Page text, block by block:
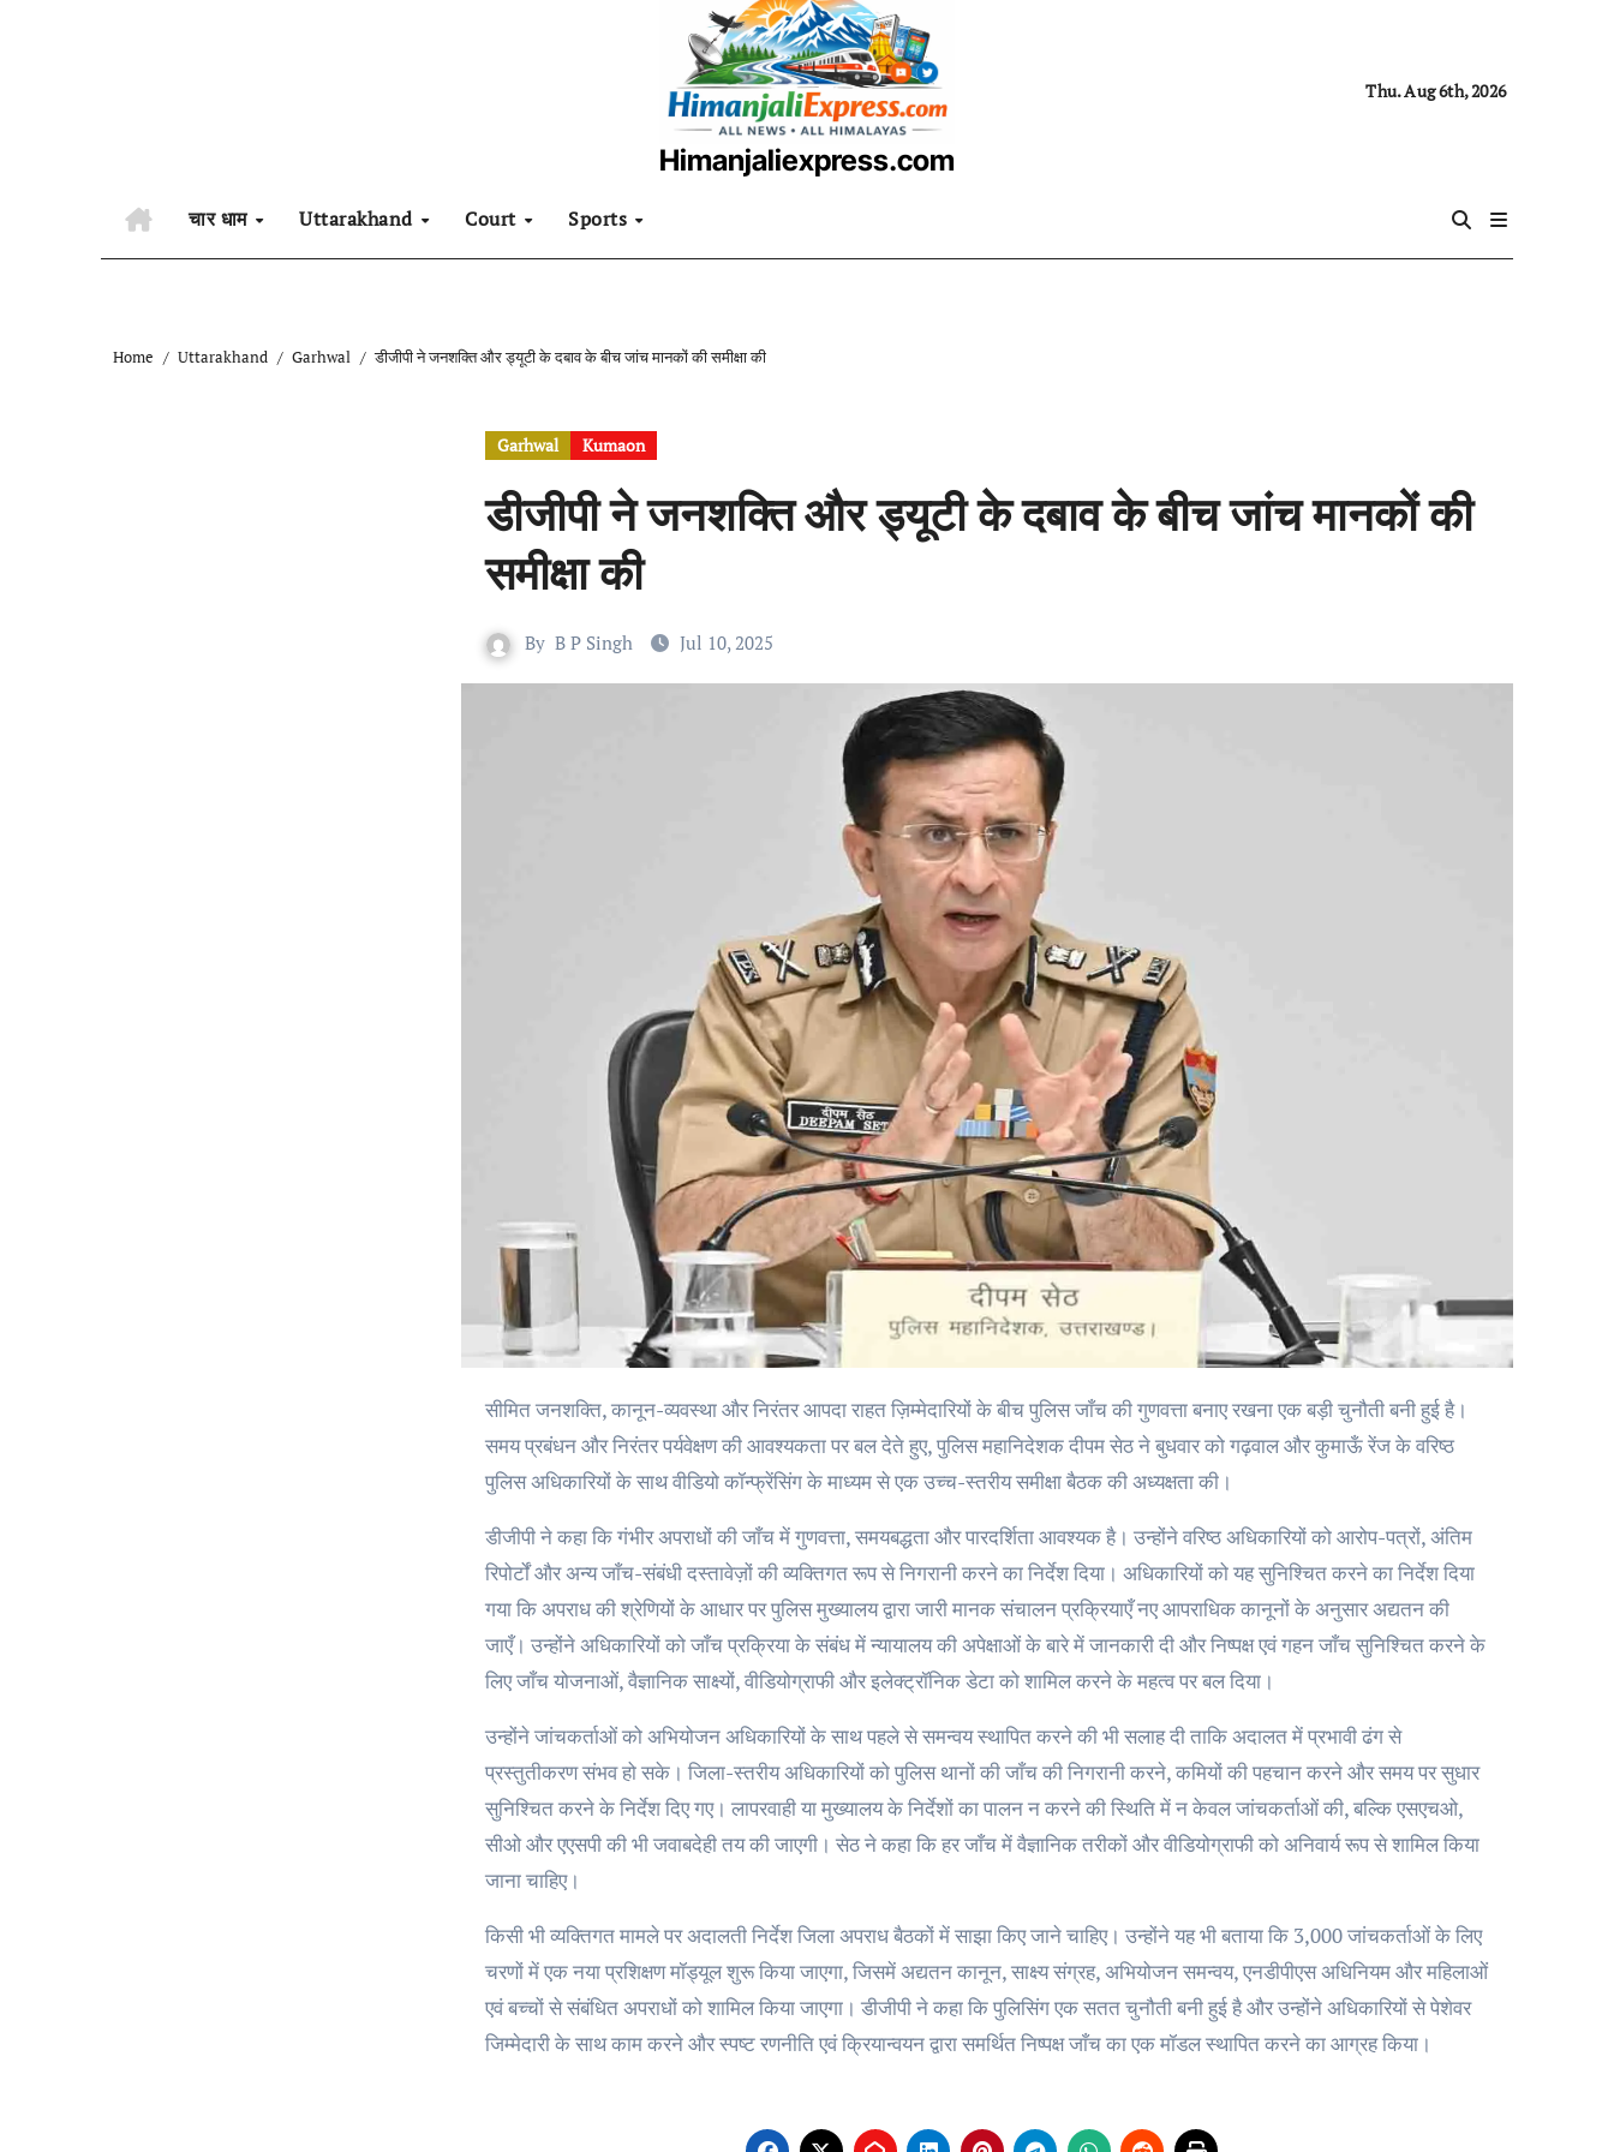
Himanjaliexpress.com
Thu. Aug 6th, 2026
चार धाम Uttarakhand Court Sports
Home Uttarakhand Garhwal डीजीपी ने जनशक्ति और ड्यूटी के दबाव के बीच जांच मानकों की समीक्षा की
Garhwal Kumaon
डीजीपी ने जनशक्ति और ड्यूटी के दबाव के बीच जांच मानकों की
समीक्षा की
By B P Singh Jul 10, 2025
सीमित जनशक्ति, कानून-व्यवस्था और निरंतर आपदा राहत ज़िम्मेदारियों के बीच पुलिस जाँच की गुणवत्ता बनाए रखना एक बड़ी चुनौती बनी हुई है।
समय प्रबंधन और निरंतर पर्यवेक्षण की आवश्यकता पर बल देते हुए, पुलिस महानिदेशक दीपम सेठ ने बुधवार को गढ़वाल और कुमाऊँ रेंज के वरिष्ठ
पुलिस अधिकारियों के साथ वीडियो कॉन्फ्रेंसिंग के माध्यम से एक उच्च-स्तरीय समीक्षा बैठक की अध्यक्षता की।
डीजीपी ने कहा कि गंभीर अपराधों की जाँच में गुणवत्ता, समयबद्धता और पारदर्शिता आवश्यक है। उन्होंने वरिष्ठ अधिकारियों को आरोप-पत्रों, अंतिम
रिपोर्टों और अन्य जाँच-संबंधी दस्तावेज़ों की व्यक्तिगत रूप से निगरानी करने का निर्देश दिया। अधिकारियों को यह सुनिश्चित करने का निर्देश दिया
गया कि अपराध की श्रेणियों के आधार पर पुलिस मुख्यालय द्वारा जारी मानक संचालन प्रक्रियाएँ नए आपराधिक कानूनों के अनुसार अद्यतन की
जाएँ। उन्होंने अधिकारियों को जाँच प्रक्रिया के संबंध में न्यायालय की अपेक्षाओं के बारे में जानकारी दी और निष्पक्ष एवं गहन जाँच सुनिश्चित करने के
लिए जाँच योजनाओं, वैज्ञानिक साक्ष्यों, वीडियोग्राफी और इलेक्ट्रॉनिक डेटा को शामिल करने के महत्व पर बल दिया।
उन्होंने जांचकर्ताओं को अभियोजन अधिकारियों के साथ पहले से समन्वय स्थापित करने की भी सलाह दी ताकि अदालत में प्रभावी ढंग से
प्रस्तुतीकरण संभव हो सके। जिला-स्तरीय अधिकारियों को पुलिस थानों की जाँच की निगरानी करने, कमियों की पहचान करने और समय पर सुधार
सुनिश्चित करने के निर्देश दिए गए। लापरवाही या मुख्यालय के निर्देशों का पालन न करने की स्थिति में न केवल जांचकर्ताओं की, बल्कि एसएचओ,
सीओ और एएसपी की भी जवाबदेही तय की जाएगी। सेठ ने कहा कि हर जाँच में वैज्ञानिक तरीकों और वीडियोग्राफी को अनिवार्य रूप से शामिल किया
जाना चाहिए।
किसी भी व्यक्तिगत मामले पर अदालती निर्देश जिला अपराध बैठकों में साझा किए जाने चाहिए। उन्होंने यह भी बताया कि 3,000 जांचकर्ताओं के लिए
चरणों में एक नया प्रशिक्षण मॉड्यूल शुरू किया जाएगा, जिसमें अद्यतन कानून, साक्ष्य संग्रह, अभियोजन समन्वय, एनडीपीएस अधिनियम और महिलाओं
एवं बच्चों से संबंधित अपराधों को शामिल किया जाएगा। डीजीपी ने कहा कि पुलिसिंग एक सतत चुनौती बनी हुई है और उन्होंने अधिकारियों से पेशेवर
जिम्मेदारी के साथ काम करने और स्पष्ट रणनीति एवं क्रियान्वयन द्वारा समर्थित निष्पक्ष जाँच का एक मॉडल स्थापित करने का आग्रह किया।